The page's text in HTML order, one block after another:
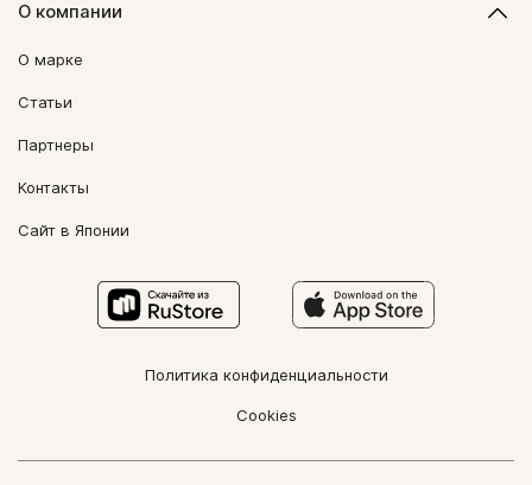
О компании
О марке
Статьи
Партнеры
Контакты
Сайт в Японии
Политика конфиденциальности
Cookies